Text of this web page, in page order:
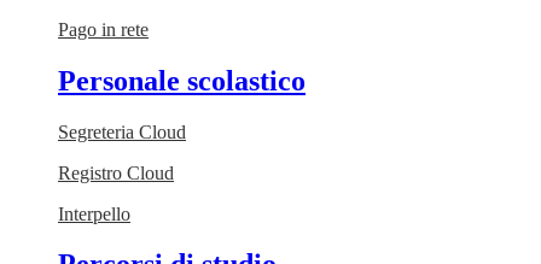
Pago in rete
Personale scolastico
Segreteria Cloud
Registro Cloud
Interpello